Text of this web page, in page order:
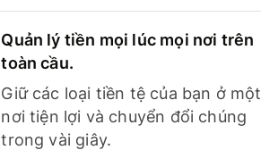
Quản lý tiền mọi lúc mọi nơi trên
toàn cầu.
Giữ các loại tiền tệ của bạn ở một
nơi tiện lợi và chuyển đổi chúng
trong vài giây.